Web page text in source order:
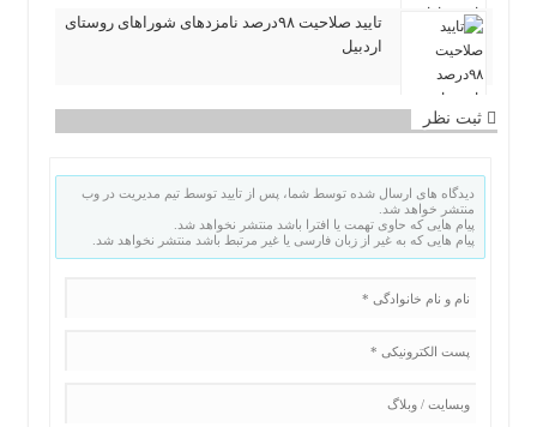
تایید صلاحیت ۹۸درصد نامزدهای شوراهای روستای
اردبیل
ثبت نظر
دیدگاه های ارسال شده توسط شما، پس از تایید توسط تیم مدیریت در وب
منتشر خواهد شد.
پیام هایی که حاوی تهمت یا افترا باشد منتشر نخواهد شد.
پیام هایی که به غیر از زبان فارسی یا غیر مرتبط باشد منتشر نخواهد شد.